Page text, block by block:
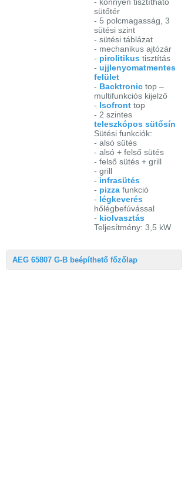
sütőtér
- 5 polcmagasság, 3
sütési szint
- sütési táblázat
- mechanikus ajtózár
- pirolitikus tisztítás
- ujjlenyomatmentes
felület
- Backtronic top –
multifunkciós kijelző
- Isofront top
- 2 szintes
teleszkópos sütősín
Sütési funkciók:
- alsó sütés
- alsó + felső sütés
- felső sütés + grill
- grill
- infrasütés
- pizza funkció
- légkeverés
hőlégbefúvással
- kiolvasztás
Teljesítmény: 3,5 kW
AEG 65807 G-B beépíthető főzőlap